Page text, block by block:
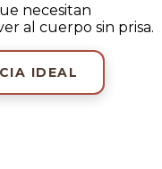
necesitan
al cuerpo sin prisa.
IDEAL